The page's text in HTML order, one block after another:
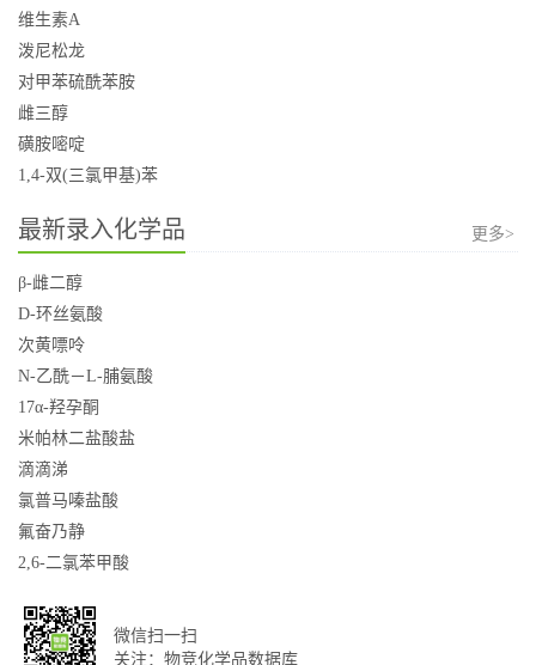
维生素A
泼尼松龙
对甲苯硫酰苯胺
雌三醇
磺胺嘧啶
1,4-双(三氯甲基)苯
最新录入化学品 更多>
β-雌二醇
D-环丝氨酸
次黄嘌呤
N-乙酰－L-脯氨酸
17α-羟孕酮
米帕林二盐酸盐
滴滴涕
氯普马嗪盐酸
氟奋乃静
2,6-二氯苯甲酸
微信扫一扫
关注：物竞化学品数据库